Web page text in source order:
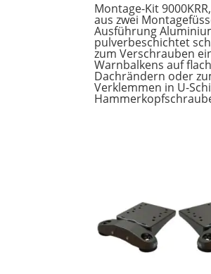
Montage-Kit
aus zwei
Ausführung
pulverbeschichtet
zum Verschrauben
Warnbalkens auf
Dachrändern oder
Verklemmen in U-